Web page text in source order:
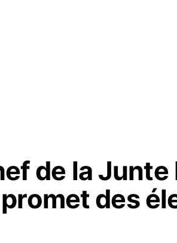
de la Junte
des